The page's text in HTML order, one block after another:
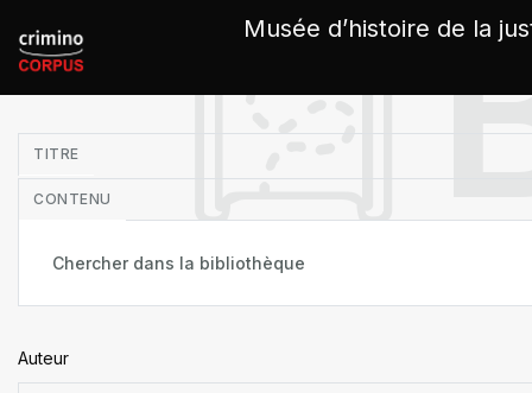
Musée d’histoire de la
TITRE
CONTENU
Auteur
Panneau de gestion des cookies